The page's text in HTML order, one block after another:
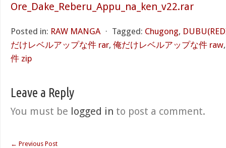
Ore_Dake_Reberu_Appu_na_ken_v22.rar
Posted in: RAW MANGA ⋅ Tagged: Chugong,
だけレベルアップな件 rar, 俺だけレベルアップな件 raw
件 zip
Leave a Reply
You must be logged in to post a comment.
← Previous Post